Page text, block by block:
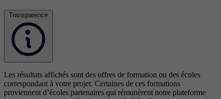
Transparence
Les résultats affichés sont des offres de formation ou des écoles
correspondant à votre projet. Certaines de ces formations
proviennent d’écoles partenaires qui rémunèrent notre plateforme